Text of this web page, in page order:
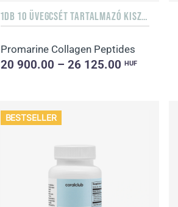
1DB 10 ÜVEGCSÉT TARTALMAZÓ KISZERLÉS
Promarine Collagen Peptides
20 900.00 – 26 125.00 HUF
BESTSELLER